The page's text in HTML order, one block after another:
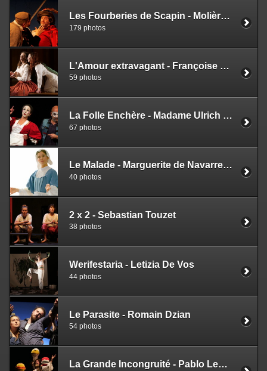
Les Fourberies de Scapin - Molière - Philippe Clément
179 photos
L'Amour extravagant - Françoise Pascal - Les Herbes Folles
59 photos
La Folle Enchère - Madame Ulrich - Aurore Evain
67 photos
Le Malade - Marguerite de Navarre - Charles Di Meglio
40 photos
2 x 2 - Sebastian Touzet
38 photos
Werifestaria - Letizia De Vos
44 photos
Le Parasite - Romain Dzian
54 photos
La Grande Incongruité - Pablo Lemagoarou